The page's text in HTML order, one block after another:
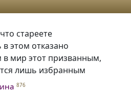
стареете
этом отказано
в мир этот призванным,
лишь избранным
876